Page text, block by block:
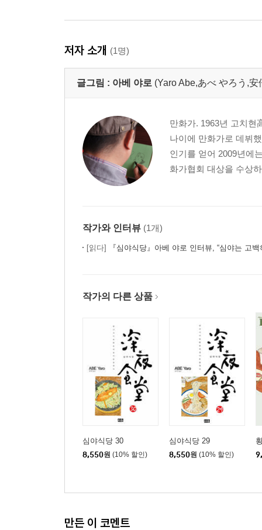
저자 소개 (1명)
글그림 : 아베 야로 (Yaro Abe,あべ やろう,安
만화가. 1963년 고치현
나이에 만화가로 데뷔
인기를 얻어 2009년에
화가협회 대상을 수상
작가와 인터뷰 (1개)
[읽다] 『심야식당』아베 야로 인터뷰, “심야는 고백
작가의 다른 상품
심야식당 30
8,550원 (10% 할인)
심야식당 29
8,550원 (10% 할인)
만든 이 코멘트